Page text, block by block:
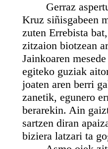
Gerraz
Kruz siñisgabeen
zuten Errebista
zitzaion biotzean
Jainkoaren
egiteko guziak
joaten aren berri
zanetik, egunero
berarekin. Ain
sartzen diran
biziera latzari ta